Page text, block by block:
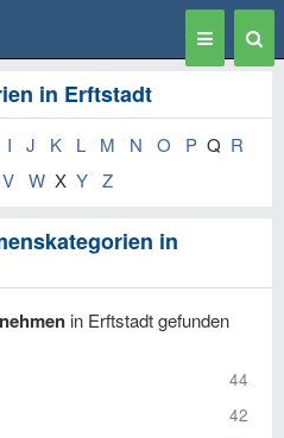
Toggle
navigation
in Erftstadt
I J K L M N O P Q R
V W X Y Z
in
in Erftstadt gefunden
44
42